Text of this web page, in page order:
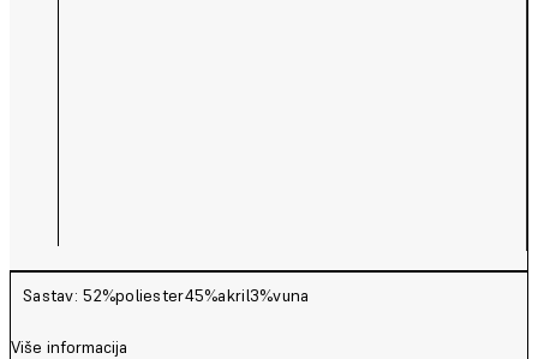
Sastav: 52%poliester45%akril3%vuna
Više informacija